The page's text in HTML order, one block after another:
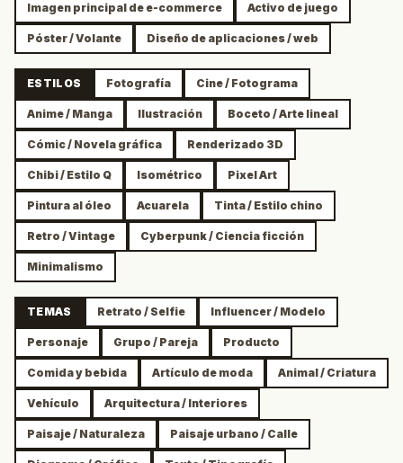
Imagen principal de e-commerce Activo de juego
Póster / Volante Diseño de aplicaciones / web
ESTILOS Fotografía Cine / Fotograma
Anime / Manga Ilustración Boceto / Arte lineal
Cómic / Novela gráfica Renderizado 3D
Chibi / Estilo Q Isométrico Pixel Art
Pintura al óleo Acuarela Tinta / Estilo chino
Retro / Vintage Cyberpunk / Ciencia ficción
Minimalismo
TEMAS Retrato / Selfie Influencer / Modelo
Personaje Grupo / Pareja Producto
Comida y bebida Artículo de moda Animal / Criatura
Vehículo Arquitectura / Interiores
Paisaje / Naturaleza Paisaje urbano / Calle